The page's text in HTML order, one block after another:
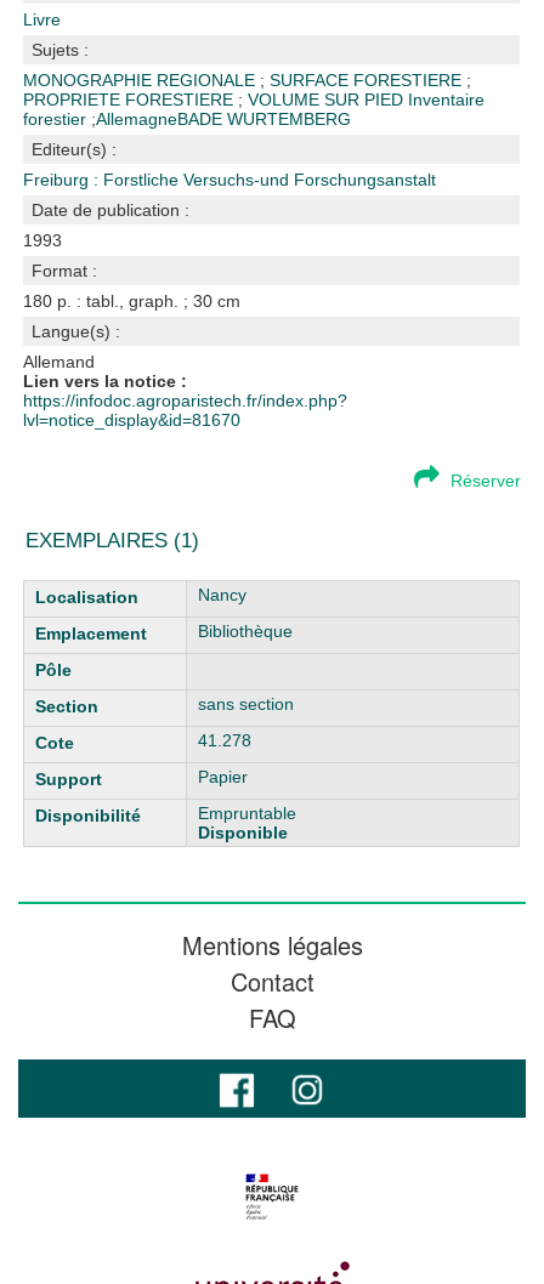
Livre
Sujets :
MONOGRAPHIE REGIONALE ;SURFACE FORESTIERE ;
PROPRIETE FORESTIERE ;VOLUME SUR PIED Inventaire
forestier ;AllemagneBADE WURTEMBERG
Editeur(s) :
Freiburg : Forstliche Versuchs-und Forschungsanstalt
Date de publication :
1993
Format :
180 p. : tabl., graph. ; 30 cm
Langue(s) :
Allemand
Lien vers la notice :
https://infodoc.agroparistech.fr/index.php?
lvl=notice_display&id=81670
Réserver
EXEMPLAIRES (1)
Liste des exemplaires
Nancy
Bibliothèque
sans section
41.278
Papier
Empruntable
Disponible
Mentions légales
Contact
FAQ